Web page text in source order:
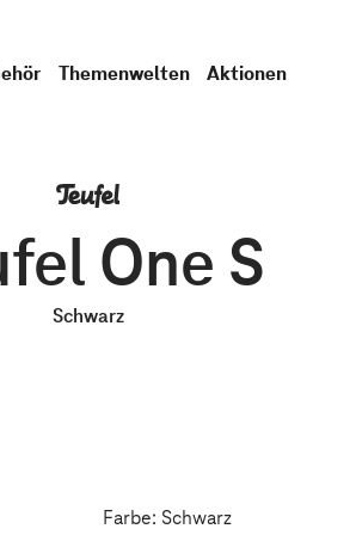
Themenwelten Aktionen
One S
Schwarz
Farbe: Schwarz